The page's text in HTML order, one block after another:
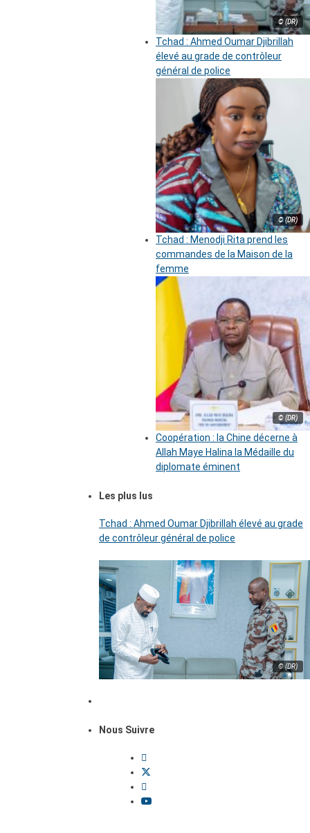
© (DR)
Tchad : Ahmed Oumar Djibrillah
élevé au grade de contrôleur
général de police
© (DR)
Tchad : Menodji Rita prend les
commandes de la Maison de la
femme
© (DR)
Coopération : la Chine décerne à
Allah Maye Halina la Médaille du
diplomate éminent
Les plus lus
Tchad : Ahmed Oumar Djibrillah élevé au grade
de contrôleur général de police
© (DR)
Nous Suivre